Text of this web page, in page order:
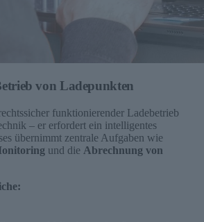
von Ladepunkten​
funktionierender Ladebetrieb
– er erfordert ein intelligentes
übernimmt zentrale Aufgaben wie
und die Abrechnung von